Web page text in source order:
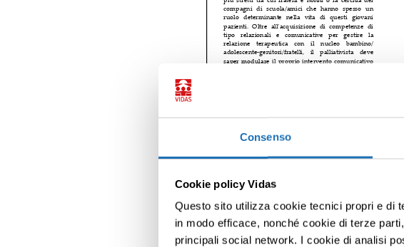
Consenso
Cookie policy Vidas
Questo sito utilizza cookie tecnici propri e di
in modo efficace, nonché cookie di terze
principali social network. I cookie di analisi